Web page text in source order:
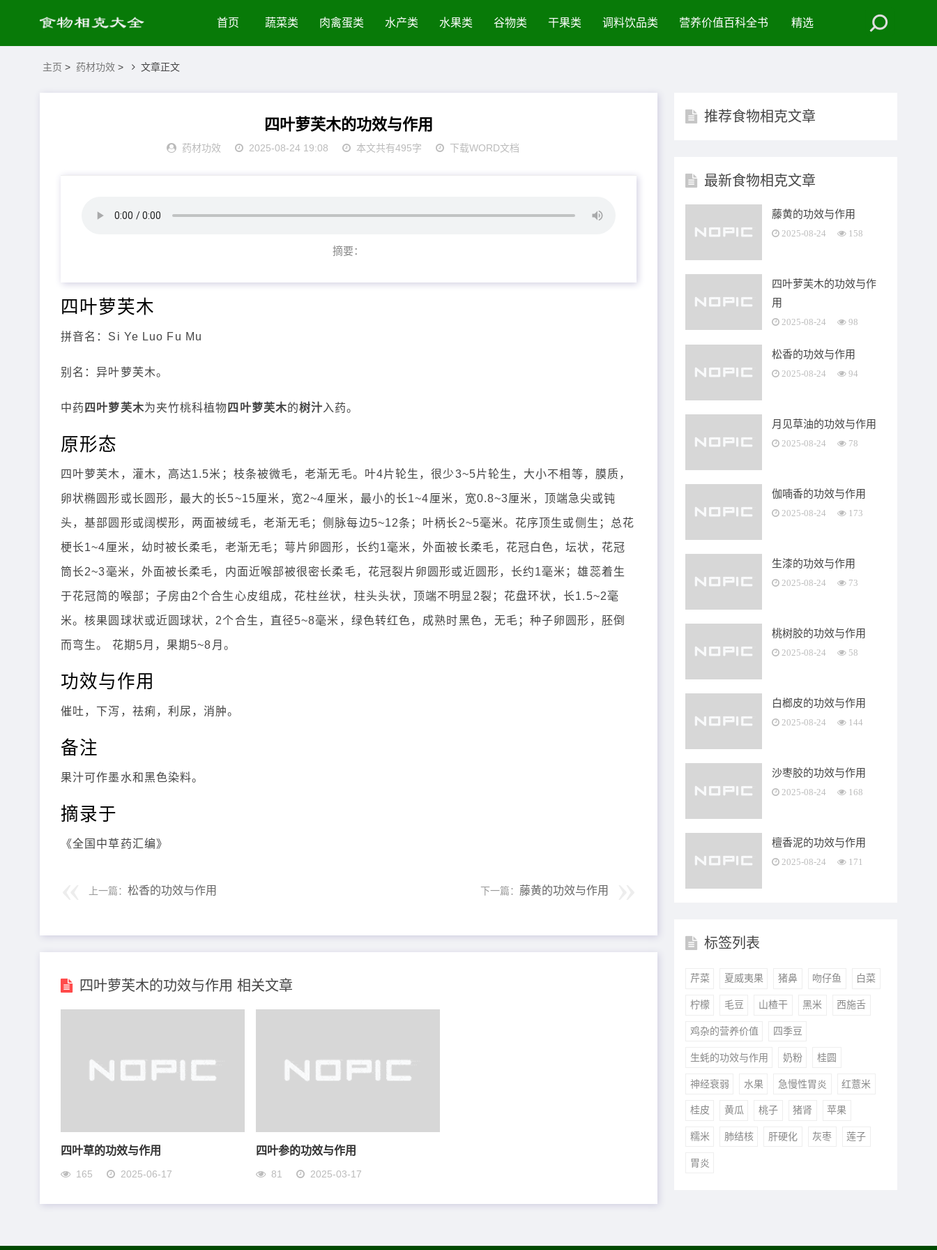
首页 蔬菜类 肉禽蛋类 水产类 水果类 谷物类 干果类 调料饮品类 营养价值百科全书 精选
主页 > 药材功效 > 文章正文
四叶萝芙木的功效与作用
药材功效 2025-08-24 19:08 本文共有495字 下载WORD文档
摘要：
四叶萝芙木
拼音名：Si Ye Luo Fu Mu
别名：异叶萝芙木。
中药 四叶萝芙木为夹竹桃科植物 四叶萝芙木的树汁 入药。
原形态
四叶萝芙木，灌木，高达1.5米；枝条被微毛，老渐无毛。叶4片轮生，很少3~5片轮生，大小不相等，膜质，
卵状椭圆形或长圆形，最大的长5~15厘米，宽2~4厘米，最小的长1~4厘米，宽0.8~3厘米，顶端急尖或钝
头，基部圆形或阔楔形，两面被绒毛，老渐无毛；侧脉每边5~12条；叶柄长2~5毫米。花序顶生或侧生；总花
梗长1~4厘米，幼时被长柔毛，老渐无毛；萼片卵圆形，长约1毫米，外面被长柔毛，花冠白色，坛状，花冠
筒长2~3毫米，外面被长柔毛，内面近喉部被很密长柔毛，花冠裂片卵圆形或近圆形，长约1毫米；雄蕊着生
于花冠简的喉部；子房由2个合生心皮组成，花柱丝状，柱头头状，顶端不明显2裂；花盘环状，长1.5~2毫
米。核果圆球状或近圆球状，2个合生，直径5~8毫米，绿色转红色，成熟时黑色，无毛；种子卵圆形，胚倒
而弯生。 花期5月，果期5~8月。
功效与作用
催吐，下泻，祛痢，利尿，消肿。
备注
果汁可作墨水和黑色染料。
摘录于
《全国中草药汇编》
上一篇： 松香的功效与作用 下一篇： 藤黄的功效与作用
四叶萝芙木的功效与作用 相关文章
四叶草的功效与作用
165 2025-06-17
四叶参的功效与作用
81 2025-03-17
推荐食物相克文章
最新食物相克文章
藤黄的功效与作用
2025-08-24 158
四叶萝芙木的功效与作
用
2025-08-24 98
松香的功效与作用
2025-08-24 94
月见草油的功效与作用
2025-08-24 78
伽喃香的功效与作用
2025-08-24 173
生漆的功效与作用
2025-08-24 73
桃树胶的功效与作用
2025-08-24 58
白榔皮的功效与作用
2025-08-24 144
沙枣胶的功效与作用
2025-08-24 168
檀香泥的功效与作用
2025-08-24 171
标签列表
芹菜 夏威夷果 猪鼻 吻仔鱼 白菜
柠檬 毛豆 山楂干 黑米 西施舌
鸡杂的营养价值 四季豆
生蚝的功效与作用 奶粉 桂圆
神经衰弱 水果 急慢性胃炎 红薏米
桂皮 黄瓜 桃子 猪肾 苹果
糯米 肺结核 肝硬化 灰枣 莲子
胃炎